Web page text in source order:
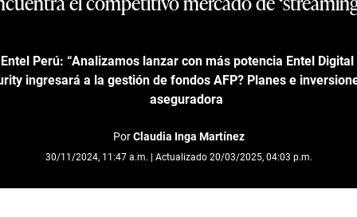
Entel Perú: “Analizamos lanzar con más potencia Entel Digital
ingresará a la gestión de fondos AFP? Planes e
aseguradora
PorClaudia Inga Martínez
30/11/2024, 11:47 a.m. | Actualizado 20/03/2025, 04:03 p.m.